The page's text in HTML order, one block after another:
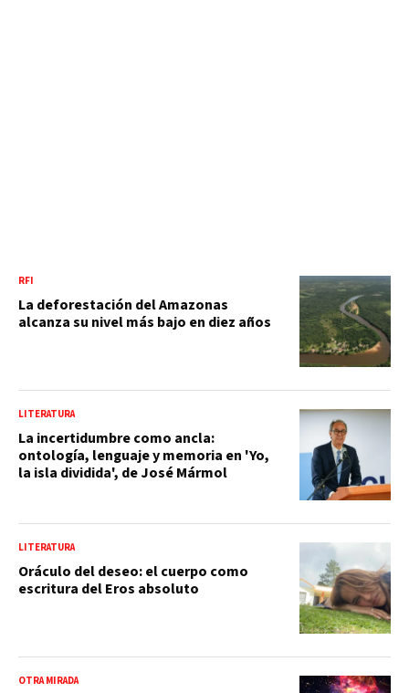
RFI
La deforestación del Amazonas
alcanza su nivel más bajo en diez años
LITERATURA
La incertidumbre como ancla:
ontología, lenguaje y memoria en 'Yo,
la isla dividida', de José Mármol
LITERATURA
Oráculo del deseo: el cuerpo como
escritura del Eros absoluto
OTRA MIRADA